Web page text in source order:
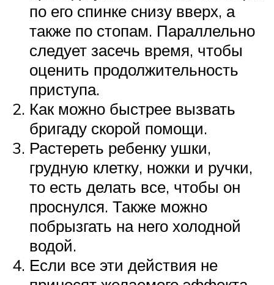
по его спинке снизу вверх, а
также по стопам. Параллельно
следует засечь время, чтобы
оценить продолжительность
приступа.
Как можно быстрее вызвать
бригаду скорой помощи.
Растереть ребенку ушки,
грудную клетку, ножки и ручки,
то есть делать все, чтобы он
проснулся. Также можно
побрызгать на него холодной
водой.
Если все эти действия не